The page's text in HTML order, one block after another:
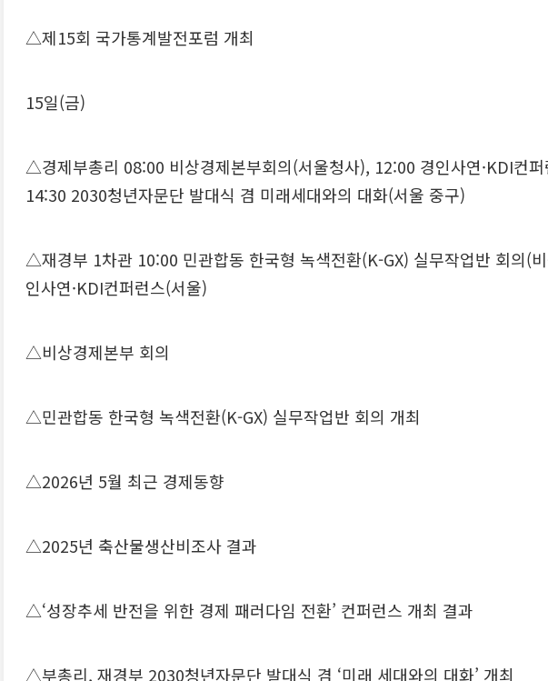
△제15회 국가통계발전포럼 개최
15일(금)
△경제부총리 08:00 비상경제본부회의(서울청사), 12:00 경인사연·KDI컨
14:30 2030청년자문단 발대식 겸 미래세대와의 대화(서울 중구)
△재경부 1차관 10:00 민관합동 한국형 녹색전환(K-GX) 실무작업반 회의(
인사연·KDI컨퍼런스(서울)
△비상경제본부 회의
△민관합동 한국형 녹색전환(K-GX) 실무작업반 회의 개최
△2026년 5월 최근 경제동향
△2025년 축산물생산비조사 결과
△‘성장추세 반전을 위한 경제 패러다임 전환’ 컨퍼런스 개최 결과
△부총리, 재경부 2030청년자문단 발대식 겸 ‘미래 세대와의 대화’ 개최